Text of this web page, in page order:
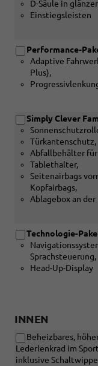
oder
[PI3]
"Suite"
in
Cognac)
D-Säule in
Einstiegsleisten
Performance-
Adaptive
Plus),
Simply Clever
Türkantenschutz,
Abfallbehälter
Tablethalter,
Seitenairbags
Kopfairbags,
Ablagebox an
Technologie-
Sprachsteuerung,
Head-Up-Display
INNEN
Beheizbares,
Lederlenkrad im
inklusive